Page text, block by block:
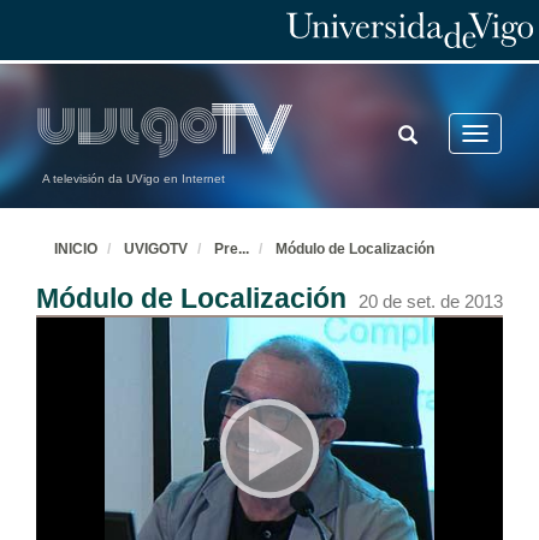
A televisión da UVigo en Internet
Toggle
TOGGLE
SEARCH
INICIO UVIGOTV Pre... Módulo de Localización
Módulo de Localización 20 de set. de 2013